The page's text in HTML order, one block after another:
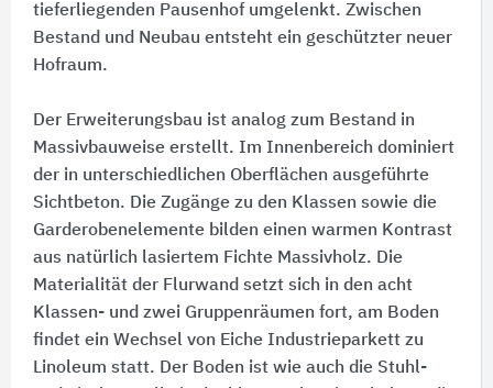
tieferliegenden Pausenhof umgelenkt. Zwischen
Bestand und Neubau entsteht ein geschützter neuer
Hofraum.
Der Erweiterungsbau ist analog zum Bestand in
Massivbauweise erstellt. Im Innenbereich dominiert
der in unterschiedlichen Oberflächen ausgeführte
Sichtbeton. Die Zugänge zu den Klassen sowie die
Garderobenelemente bilden einen warmen Kontrast
aus natürlich lasiertem Fichte Massivholz. Die
Materialität der Flurwand setzt sich in den acht
Klassen- und zwei Gruppenräumen fort, am Boden
findet ein Wechsel von Eiche Industrieparkett zu
Linoleum statt. Der Boden ist wie auch die Stuhl-